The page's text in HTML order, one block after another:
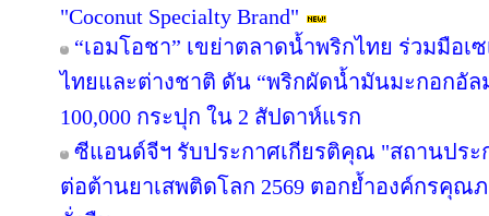
"Coconut Specialty Brand"
“เอมโอชา” เขย่าตลาดน้ำพริกไทย ร่วมมือ
ไทยและต่างชาติ ดัน “พริกผัดน้ำมันมะกอกอั
100,000 กระปุก ใน 2 สัปดาห์แรก
ซีแอนด์จีฯ รับประกาศเกียรติคุณ "สถานปร
ต่อต้านยาเสพติดโลก 2569 ตอกย้ำองค์กรคุณ